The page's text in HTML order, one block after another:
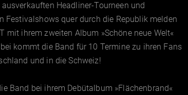
Headliner-Tourneen und
Festivalshows quer durch die Republik melden
mit ihrem zweiten Album »Schöne neue Welt«
kommt die Band für 10 Termine zu ihren Fans
und in die Schweiz!
Band bei ihrem Debütalbum »Flächenbrand«